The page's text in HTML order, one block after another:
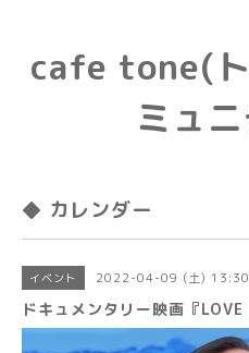
cafe tone(
ミュ
◆ カレンダー
イベント 2022-04-09 (土)
ドキュメンタリー映画『